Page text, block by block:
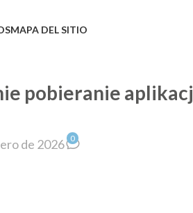
MAPA DEL SITIO
pobieranie
de 2026 0